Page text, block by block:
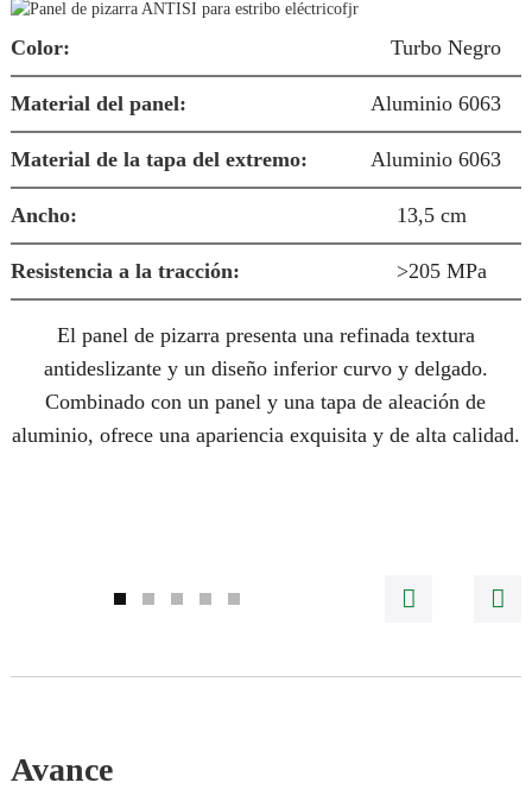
Color: Turbo Negro
Material del panel: Aluminio 6063
Material de la tapa del extremo: Aluminio 6063
Ancho: 13,5 cm
Resistencia a la tracción: >205 MPa
El panel de pizarra presenta una refinada textura
antideslizante y un diseño inferior curvo y delgado.
Combinado con un panel y una tapa de aleación de
aluminio, ofrece una apariencia exquisita y de alta calidad.
Avance